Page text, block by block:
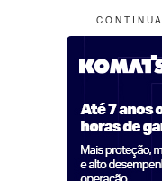
C O N T I N U